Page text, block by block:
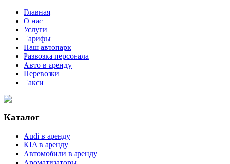
Главная
О нас
Услуги
Тарифы
Наш автопарк
Развозка персонала
Авто в аренду
Перевозки
Такси
Каталог
Audi в аренду
KIA в аренду
Автомобили в аренду